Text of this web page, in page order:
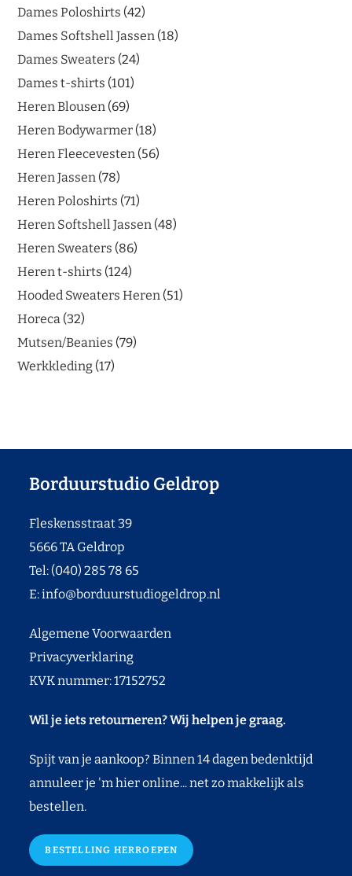
Dames Poloshirts 42
Dames Softshell Jassen 18
Dames Sweaters 24
Dames t-shirts 101
Heren Blousen 69
Heren Bodywarmer 18
Heren Fleecevesten 56
Heren Jassen 78
Heren Poloshirts 71
Heren Softshell Jassen 48
Heren Sweaters 86
Heren t-shirts 124
Hooded Sweaters Heren 51
Horeca 32
Mutsen/Beanies 79
Werkkleding 17
Borduurstudio Geldrop
Fleskensstraat 39
5666 TA Geldrop
Tel: (040) 285 78 65
E:info@borduurstudiogeldrop.nl
Algemene Voorwaarden
Privacyverklaring
KVK nummer: 17152752
Wil je iets retourneren? Wij helpen je graag.
Spijt van je aankoop? Binnen 14 dagen bedenktijd
annuleer je 'm hier online... net zo makkelijk als
bestellen.
BESTELLING HERROEPEN